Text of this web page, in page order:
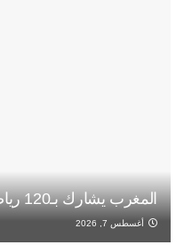
المغرب يشارك بـ120 رياضيا في دورة تارانتو 2026
أغسطس 7, 2026